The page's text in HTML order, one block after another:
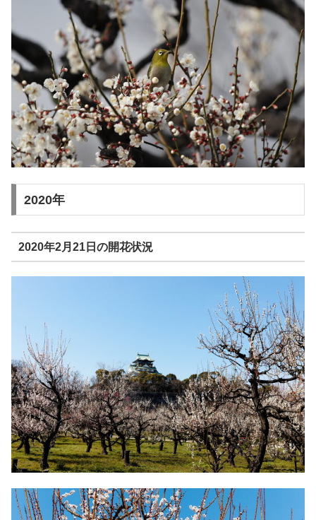
2020年
2020年2月21日の開花状況